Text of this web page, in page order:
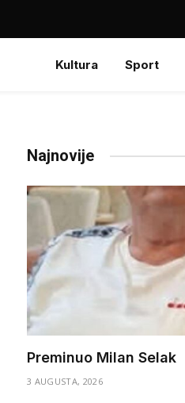
Kultura Sport
Najnovije
Preminuo Milan Selak
3 AUGUSTA, 2026